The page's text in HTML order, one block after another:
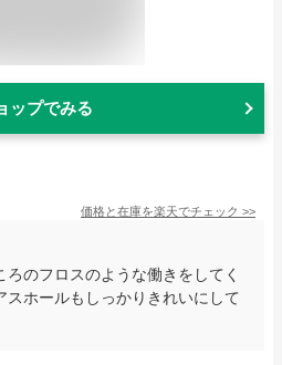
ップでみる
価格と在庫を楽天でチェック >>
のフロスのような働きをしてく
スホールもしっかりきれいにして